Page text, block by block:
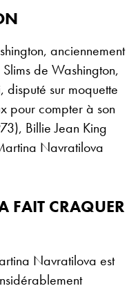
anciennement
de Washington,
disputé sur moquette
pour compter à son
Billie Jean King
Navratilova
FAIT CRAQUER
Navratilova est